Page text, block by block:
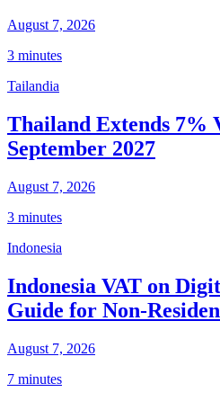
August 7, 2026
3 minutes
Tailandia
Thailand Extends 7%
September 2027
August 7, 2026
3 minutes
Indonesia
Indonesia VAT on
Guide for Non-
August 7, 2026
7 minutes